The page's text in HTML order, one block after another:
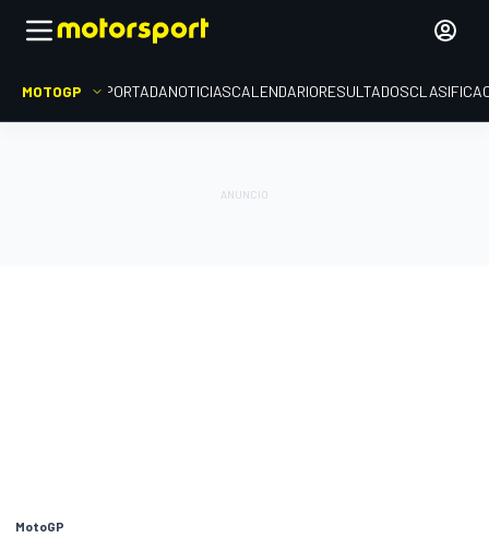
MOTOGP PORTADANOTICIASCALENDARIORESULTADOS
MotoGP